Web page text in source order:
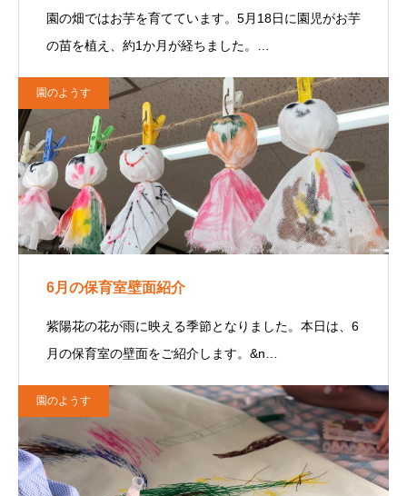
園の畑ではお芋を育てています。5月18日に園児がお芋
の苗を植え、約1か月が経ちました。…
園のようす
6月の保育室壁面紹介
紫陽花の花が雨に映える季節となりました。本日は、6
月の保育室の壁面をご紹介します。&n…
園のようす